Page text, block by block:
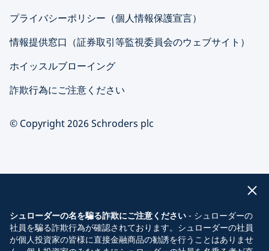
プライバシーポリシー（個人情報保護宣言）
情報提供窓口（証券取引等監視委員会のウェブサイト）
ホイッスルブローイング
詐欺行為にご注意ください
© Copyright 2026 Schroders plc
シュローダーの名を騙る詐欺にご注意ください - シュローダーの
社員を騙る詐欺行為が確認されております。シュローダーの社員
が個人投資家の皆様に直接金融商品の勧誘を行うことはありませ